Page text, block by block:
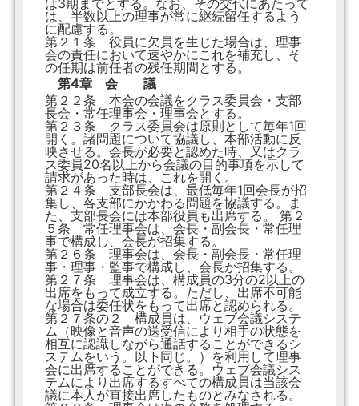
は3期までとする。なお、その交代にあたって
は、半数以上の理事が常に継続留任するよう
に配慮する。
第２１条 役員に欠員を生じた場合は、理事
会の責任において速やかにこれを補充し、そ
の任期は前任者の残任期間とする。
第4章 会 議
第２２条 本会の会議をクラス委員会・支部
長会・常任理事会・理事会とする。
第２３条 クラス委員会は原則として毎年1回
開く。諸問題について協議し、本部活動に反
映させる。会長が必要と認めた時、又はクラ
ス委員20名以上から会議の目的事項を示して
請求があった時は、これを開く。
第２４条 支部長会は、最低毎年1回会長が招
集し、各支部にかかわる問題を協議する。ま
た、支部長会には本部役員も出席する。 第２
５条 常任理事会は、会長・副会長・常任理
事で構成し、会長が招集する。
第２６条 理事会は、会長・副会長・常任理
事・理事・監事で構成し、会長が招集する。
第２７条 理事会は、構成員の3分の2以上の
出席をもって成立する。ただし、出席不可能
な場合は委任状をもって出席と認められる。
第２７条の２ 構成員は、ウェブ会議システ
ム（映像と音声の送受信により相手の状態を
相互に認識しながら通話することができるシ
ステムをいう。以下同じ。）を利用して理事
会に出席することができる。ウェブ会議シス
テムにより出席するすべての構成員は当該会
議に本人が直接出席したものとみなされる。